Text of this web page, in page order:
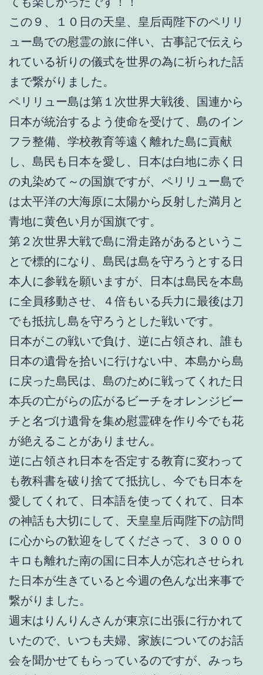
この９、１０日の天皇、皇后両陛下のペリリ
ュー島での慰霊の旅に伴い、古事記で伝えら
れている祈りの儀式を世界の為に祈られた話
まで繋がりました。
ペリリュー島は第１次世界大戦後、国連から
日本が統治するよう使命を受けて、島のイン
フラ整備、学校教育等遠く離れた島に貢献
し、島民も日本を愛し、日本は白地に赤く日
の丸染めて～の国旗ですが、ペリリュー島で
は太平洋の大海原に太陽から反射した満月と
青地に黄色い月が国旗です。
第２次世界大戦で島に滑走路があるというこ
とで標的になり、島民は島を守ろうとする日
本人に参戦を願いますが、日本は島民を本島
に全員移動させ、４倍もいる兵力に最後は刀
でも抵抗し島を守ろうとした戦いです。
日本がこの戦いで負け、逆に占領され、誰も
日本の遺骨を拾いに行けない中、本島から島
に戻った島民は、島のために戦ってくれた日
本兵の亡がらの広がるビーチをオレンジビー
チと名づけ遺骨を集め慰霊碑を作り今でも花
が絶えることがありません。
逆に占領され日本を否定する教育に変わって
も教科書を破り捨てて抵抗し、今でも日本を
愛してくれて、日本語を使ってくれて、日本
の神話も大切にして、天皇皇后両陛下の訪問
に心からの歓迎をしてくださって、３０００
キロも離れた南の国に日本人が忘れさせられ
た日本が生きていると今週の色んな出来事で
繋がりました。
週末はりんりんさんが東京に出張に行かれて
いたので、いつも夫婦、家族についてのお話
会を聞かせてもらっているのですが、みっち